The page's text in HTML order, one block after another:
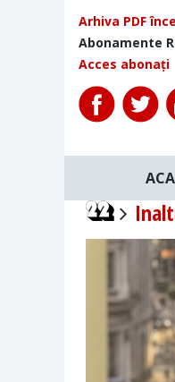
Arhiva PDF
Abonamente
Acces abonați